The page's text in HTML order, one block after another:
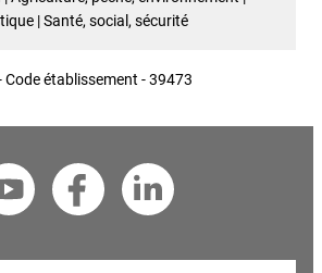
| Santé, social, sécurité
Code établissement - 39473